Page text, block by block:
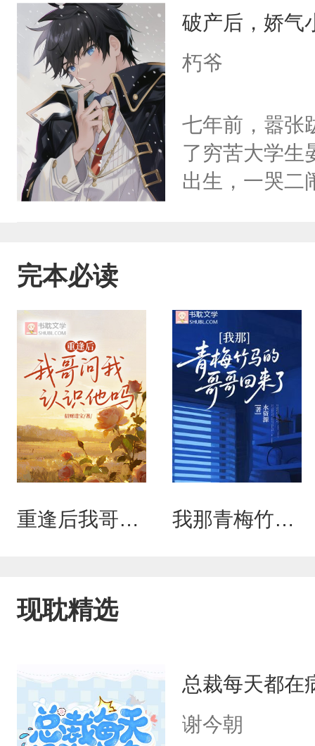
的“疯狗”！“
把人圈在怀
大少这是暴露
成锦吞药自尽
的同学，还有
周璟记忆回来
页。几天后，
群，某天忽然
——“还是找个
个乖的小傻子
友一点都不省
个有分寸的人
破产后，娇气
朽爷
七年前，嚣张
了穷苦大学生
出生，一哭二
发芽，晏斯野
走他乡的白月
我侬，恩爱
怕……磨光了
的池家小少爷
斯野救病重的
兮的工作服，
完本必读
重逢后我哥问我认识他吗 我那青梅竹马的哥哥回来了
现耽精选
总裁每天都在
谢今朝